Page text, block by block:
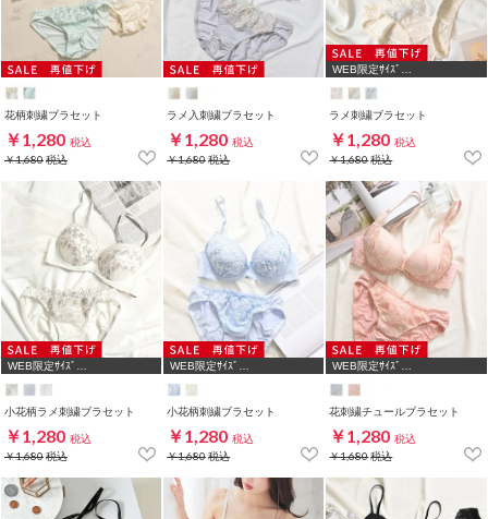
花柄刺繍ブラセット
￥1,280 税込
￥1,680税込
ラメ入刺繍ブラセット
￥1,280 税込
￥1,680税込
WEB限定ｻｲｽﾞ
ラメ刺繍ブラセット
￥1,280 税込
￥1,680税込
WEB限定ｻｲｽﾞ
小花柄ラメ刺繍ブラセット
￥1,280 税込
￥1,680税込
WEB限定ｻｲｽﾞ
小花柄刺繍ブラセット
￥1,280 税込
￥1,680税込
WEB限定ｻｲｽﾞ
花刺繍チュールブラセット
￥1,280 税込
￥1,680税込